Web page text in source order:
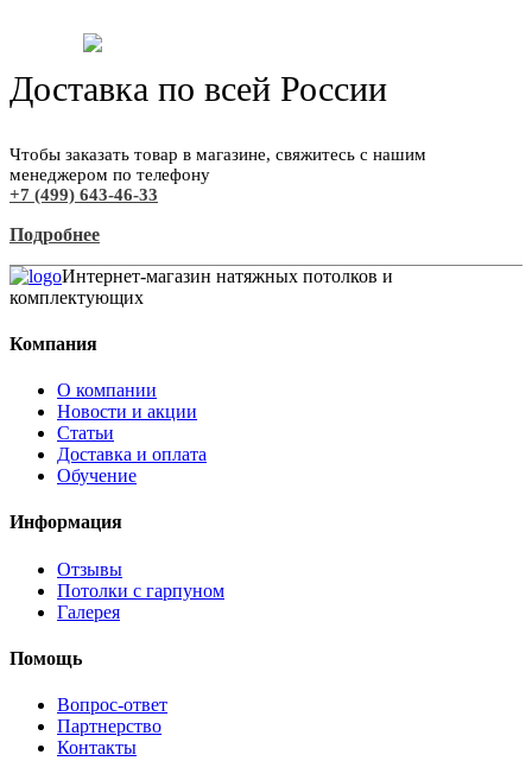
Доставка по всей России
Чтобы заказать товар в магазине, свяжитесь с нашим
менеджером по телефону
+7 (499) 643-46-33
Подробнее
Интернет-магазин натяжных потолков и
комплектующих
Компания
О компании
Новости и акции
Статьи
Доставка и оплата
Обучение
Информация
Отзывы
Потолки с гарпуном
Галерея
Помощь
Вопрос-ответ
Партнерство
Контакты